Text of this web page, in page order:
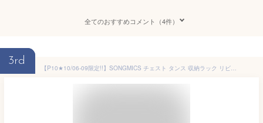
全てのおすすめコメント（4件）
3rd
【P10★10/06-09限定!!】SONGMICS チェスト タンス 収納ラック リビング収納 本棚 リビング棚 収納家具 たんす 収納チェスト ヴィンテージ風 不織布 衣類収納 ボックス ケース 木目調 20x48x75cm/63×30×120cmおしゃれ送料無料(北海道 沖縄 離島など除く)LGS044B02